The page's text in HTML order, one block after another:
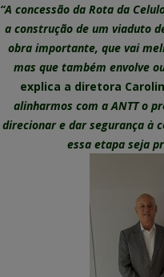
“A concessão da Rota da
a construção de um viaduto
obra importante, que vai
mas que também envolve
explica a diretora
alinharmos com a ANTT o
direcionar e dar segurança à
essa etapa seja